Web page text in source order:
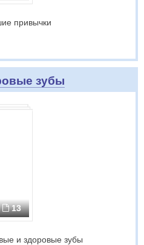
привычки
зубы
13
и здоровые зубы